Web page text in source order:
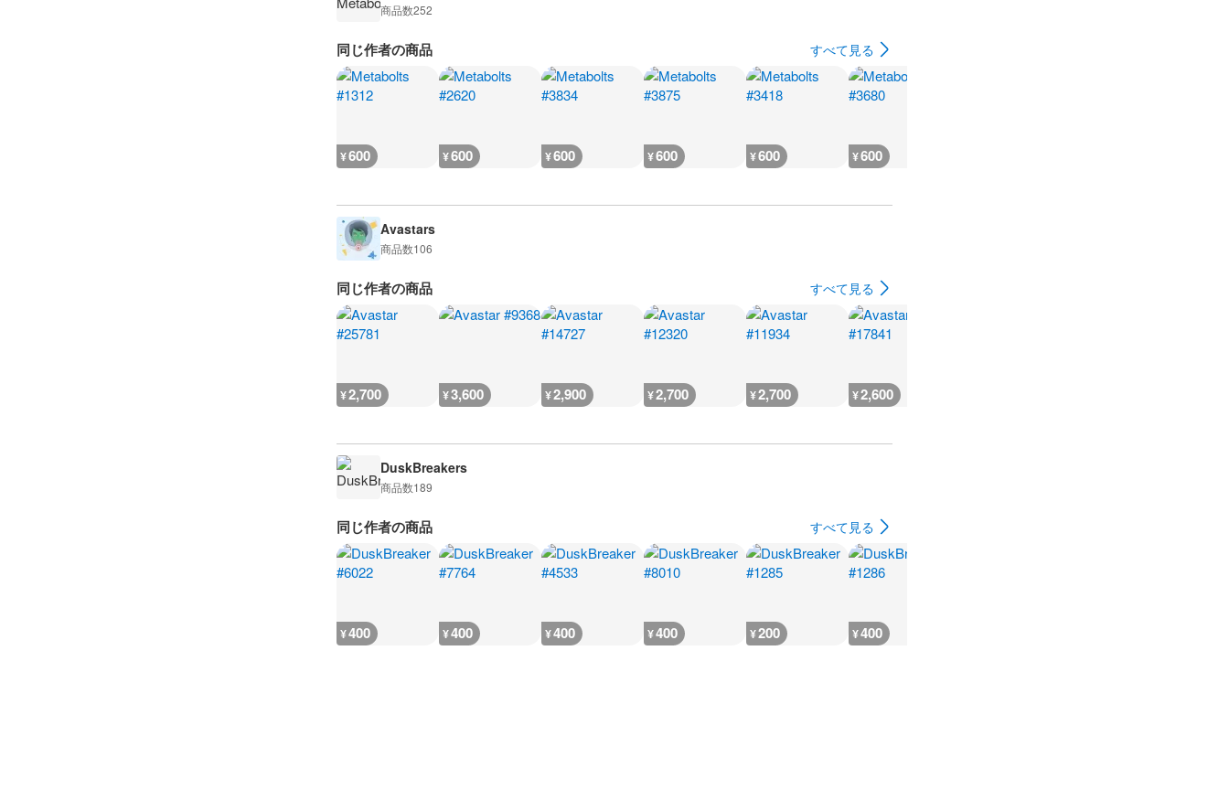
商品数252
同じ作者の商品 すべて見る
¥600 ¥600 ¥600 ¥600 ¥600 ¥600
Avastars
商品数106
同じ作者の商品 すべて見る
¥2,700 ¥3,600 ¥2,900 ¥2,700 ¥2,700 ¥2,600
DuskBreakers
商品数189
同じ作者の商品 すべて見る
¥400 ¥400 ¥400 ¥400 ¥200 ¥400